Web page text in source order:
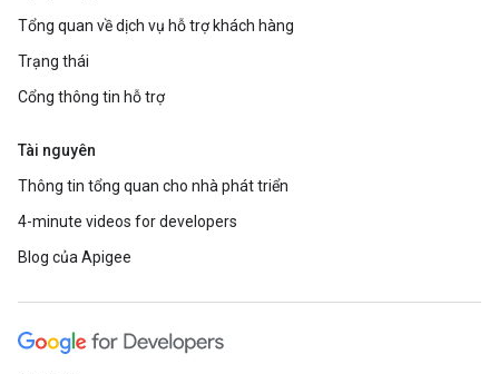
Tổng quan về dịch vụ hỗ trợ khách hàng
Trạng thái
Cổng thông tin hỗ trợ
Tài nguyên
Thông tin tổng quan cho nhà phát triển
4-minute videos for developers
Blog của Apigee